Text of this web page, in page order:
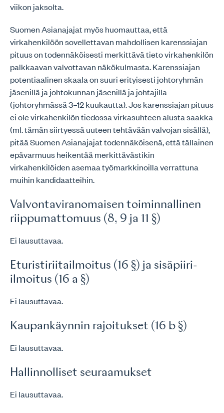
viikon jaksolta.
Suomen Asianajajat myös huomauttaa, että
virkahenkilöön sovellettavan mahdollisen karenssiajan
pituus on todennäköisesti merkittävä tieto virkahenkilön
palkkaavan valvottavan näkökulmasta. Karenssiajan
potentiaalinen skaala on suuri erityisesti johtoryhmän
jäsenillä ja johtokunnan jäsenillä ja johtajilla
(johtoryhmässä 3–12 kuukautta). Jos karenssiajan pituus
ei ole virkahenkilön tiedossa virkasuhteen alusta saakka
(ml. tämän siirtyessä uuteen tehtävään valvojan sisällä),
pitää Suomen Asianajajat todennäköisenä, että tällainen
epävarmuus heikentää merkittävästikin
virkahenkilöiden asemaa työmarkkinoilla verrattuna
muihin kandidaatteihin.
Valvontaviranomaisen toiminnallinen
riippumattomuus (8, 9 ja 11 §)
Ei lausuttavaa.
Eturistiriitailmoitus (16 §) ja sisäpiiri-
ilmoitus (16 a §)
Ei lausuttavaa.
Kaupankäynnin rajoitukset (16 b §)
Ei lausuttavaa.
Hallinnolliset seuraamukset
Ei lausuttavaa.